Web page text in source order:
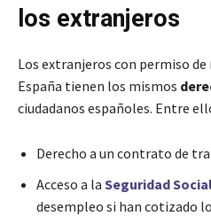
los extranjeros
Los extranjeros con permiso
España tienen los mismos
ciudadanos españoles. Entre
Derecho a un contrato de
Acceso a la Seguridad
desempleo si han cotizado